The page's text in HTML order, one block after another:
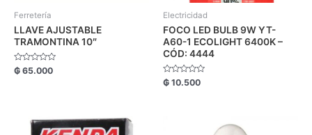
Ferretería
LLAVE AJUSTABLE
TRAMONTINA 10″
Valorado
con
₲ 65.000
Electricidad
FOCO LED BULB 9W YT-
A60-1 ECOLIGHT 6400K –
CÓD: 4444
Valorado
con
₲ 10.500